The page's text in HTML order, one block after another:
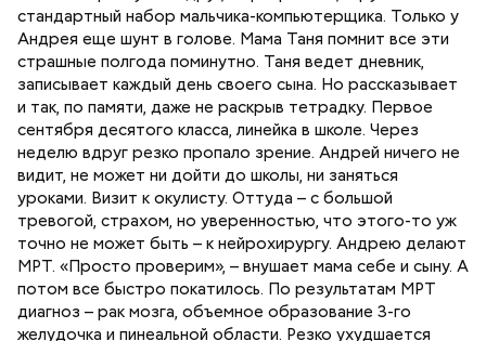
стандартный набор мальчика-компьютерщика. Только у
Андрея еще шунт в голове. Мама Таня помнит все эти
страшные полгода поминутно. Таня ведет дневник,
записывает каждый день своего сына. Но рассказывает
и так, по памяти, даже не раскрыв тетрадку. Первое
сентября десятого класса, линейка в школе. Через
неделю вдруг резко пропало зрение. Андрей ничего не
видит, не может ни дойти до школы, ни заняться
уроками. Визит к окулисту. Оттуда – с большой
тревогой, страхом, но уверенностью, что этого-то уж
точно не может быть – к нейрохирургу. Андрею делают
МРТ. «Просто проверим», – внушает мама себе и сыну. А
потом все быстро покатилось. По результатам МРТ
диагноз – рак мозга, объемное образование 3-го
желудочка и пинеальной области. Резко ухудшается